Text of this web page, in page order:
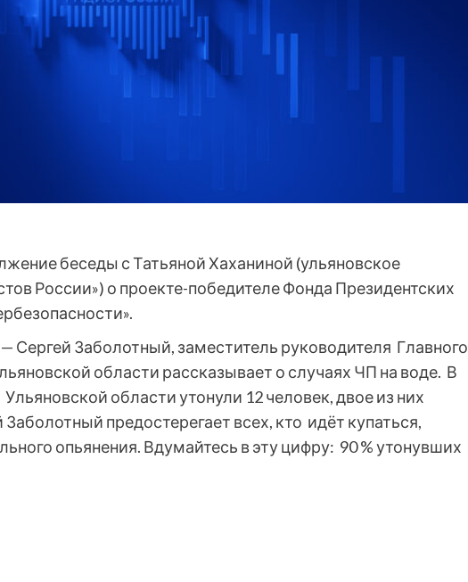
беседы с Татьяной Хаханиной (ульяновское
России») о проекте-победителе Фонда Президентских
Заболотный, заместитель руководителя Главного
области рассказывает о случаях ЧП на воде. В
области утонули 12 человек, двое из них
предостерегает всех, кто идёт купаться,
опьянения. Вдумайтесь в эту цифру: 90 % утонувших